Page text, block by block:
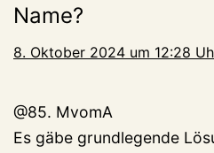
Name?
8. Oktober 2024 um 12:28
@85. MvomA
Es gäbe grundlegende